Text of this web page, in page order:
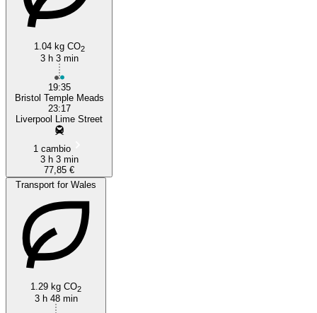
1.04 kg CO2
3 h 3 min
19:35
Bristol Temple Meads
23:17
Liverpool Lime Street
1 cambio
3 h 3 min
77,85 €
Transport for Wales
1.29 kg CO2
3 h 48 min